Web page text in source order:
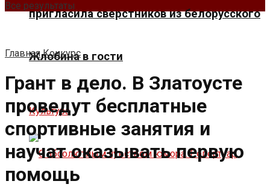
пригласила сверстников из белорусского
Жлобина в гости
Культура
Все результаты
Главная Конкурс
Грант в дело. В Златоусте
проведут бесплатные
спортивные занятия и
научат оказывать первую
помощь